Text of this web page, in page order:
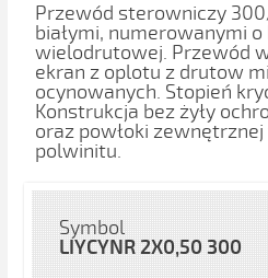
Przewód sterowniczy
białymi, numerowanymi
wielodrutowej. Przewód
ekran z oplotu z drutow
ocynowanych. Stopień
Konstrukcja bez żyły
oraz powłoki
polwinitu.
Symbol
LIYCYNR 2X0,50 300